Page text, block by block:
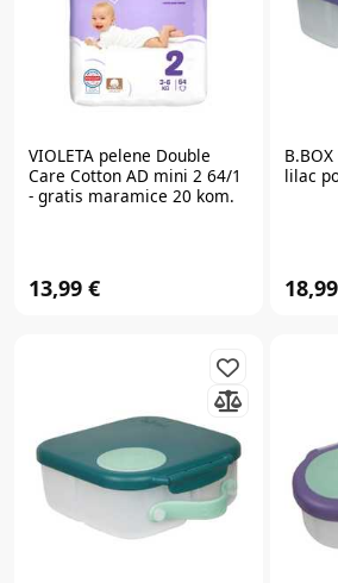
VIOLETA pelene Double
Care Cotton AD mini 2 64/1
- gratis maramice 20 kom.
13,99 €
B.BOX
lilac